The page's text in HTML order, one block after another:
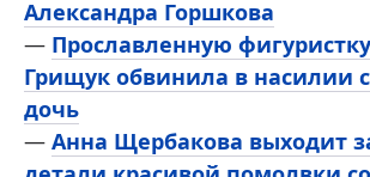
Александра Горшкова
— Прославленную
Грищук обвинила в насилии
дочь
— Анна Щербакова выходит